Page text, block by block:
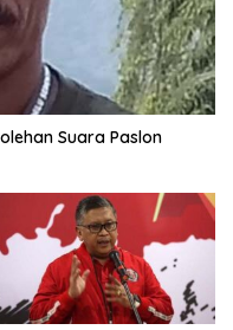
Suara Paslon